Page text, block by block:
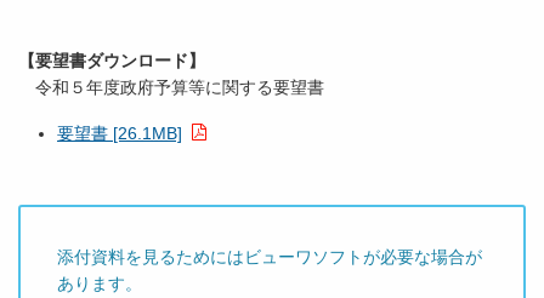
【要望書ダウンロード】
令和５年度政府予算等に関する要望書
要望書 [26.1MB]
添付資料を見るためにはビューワソフトが必要な場合が
あります。